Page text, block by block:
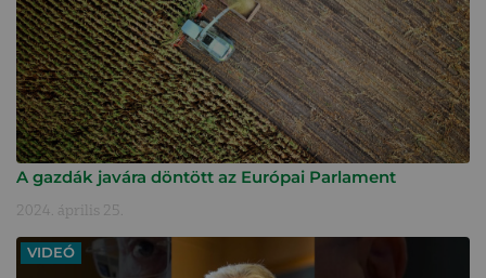
A gazdák javára döntött az Európai Parlament
2024. április 25.
VIDEÓ